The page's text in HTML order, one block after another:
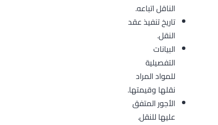
الناقل اتباعه.
تاريخ تنفيذ عقد
النقل.
البيانات
التفصيلية
للمواد المراد
نقلها وقيمتها.
الأجور المتفق
عليها للنقل.